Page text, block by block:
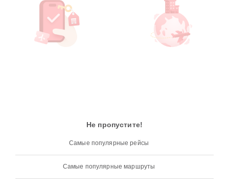
Не пропустите!
Самые популярные рейсы
Самые популярные маршруты